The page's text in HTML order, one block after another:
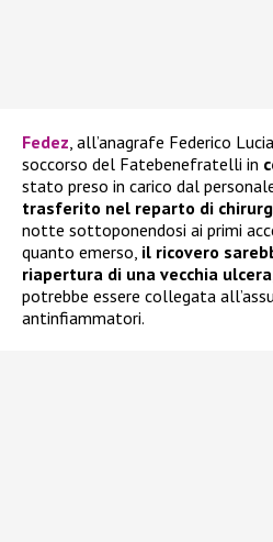
Fedez , all’anagrafe Federico
soccorso del Fatebenefratelli in
stato preso in carico dal
trasferito nel reparto di
notte sottoponendosi ai primi
quanto emerso, il ricovero
riapertura di una vecchia ulcera
potrebbe essere collegata
antinfiammatori.